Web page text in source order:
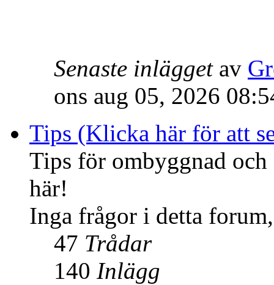
Senaste inläggetav
ons aug 05, 2026
Tips (Klicka här för att
Tips för ombyggnad
här!
Inga frågor i detta
47 Trådar
140 Inlägg